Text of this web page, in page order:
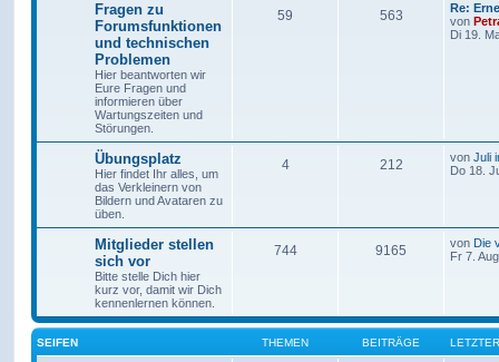
Fragen zu
Forumsfunktionen
und technischen
Problemen
Hier beantworten wir
Eure Fragen und
informieren über
Wartungszeiten und
Störungen.
59 563
Re:
von
Di 19.
Übungsplatz
Hier findet Ihr alles, um
das Verkleinern von
Bildern und Avataren zu
üben.
4 212 von Juli
Do 18.
Mitglieder stellen
sich vor
Bitte stelle Dich hier
kurz vor, damit wir Dich
kennenlernen können.
744 9165 von Die
Fr 7.
SEIFEN THEMEN BEITRÄGE